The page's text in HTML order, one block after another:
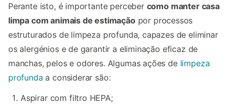
Perante isto, é importante perceber como manter casa
limpa com animais de estimaçãopor processos
estruturados de limpeza profunda, capazes de eliminar
os alergénios e de garantir a eliminação eficaz de
manchas, pelos e odores. Algumas ações de limpeza
profunda a considerar são:
Aspirar com filtro HEPA;